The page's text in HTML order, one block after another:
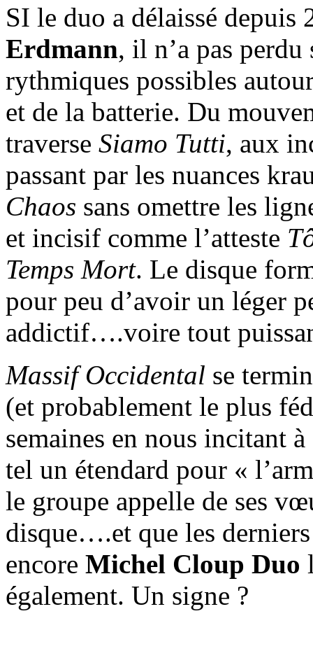
SI le duo a délaissé depuis
Erdmann, il n’a pas
rythmiques possibles
et de la batterie. Du
traverse Siamo Tutti, aux
passant par les nuances
Chaos sans omettre les
et incisif comme l’atteste
Temps Mort. Le disque
pour peu d’avoir un léger
addictif….voire tout
Massif Occidental se
(et probablement le plus
semaines en nous incitant
tel un étendard pour «
le groupe appelle de ses
disque….et que les
encore Michel Cloup Duo
également. Un signe ?